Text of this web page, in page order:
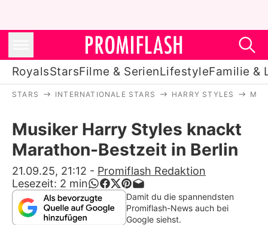
RoyalsStarsFilme & SerienLifestyleFamilie &
Stars
Filme & Serien
Lifestyle
Familie & Liebe
STARS INTERNATIONALE STARS HARRY STYLES
Musiker Harry Styles knackt
Marathon-Bestzeit in Berlin
21.09.25, 21:12 - Promiflash Redaktion
Lesezeit: 2 min
Damit du die spannendsten
Promiflash-News auch bei
Google siehst.